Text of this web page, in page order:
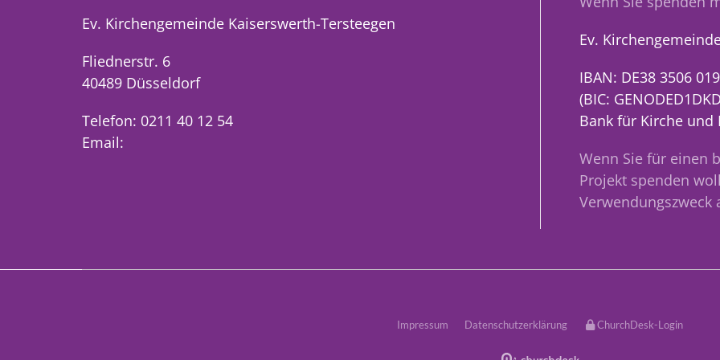
Ev. Kirchengemeinde Kaiserswerth-Tersteegen
Fliednerstr. 6
40489 Düsseldorf
Telefon: 0211 40 12 54
Email:
Ev.
IBAN: DE38 3506
(BIC:
Bank für Kirche und
Wenn Sie für einen
Projekt spenden
Verwendungszweck
Impressum Datenschutzerklärung ChurchDesk-Login